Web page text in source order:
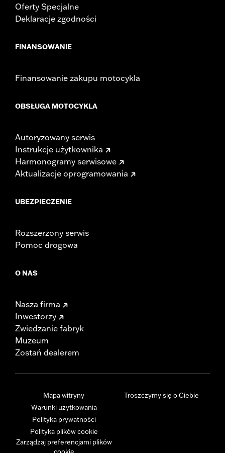
Oferty Specjalne
Deklaracje zgodności
FINANSOWANIE
Finansowanie zakupu motocykla
OBSŁUGA MOTOCYKLA
Autoryzowany serwis
Instrukcje użytkownika
Harmonogramy serwisowe
Aktualizacje oprogramowania
UBEZPIECZENIE
Rozszerzony serwis
Pomoc drogowa
O NAS
Nasza firma
Inwestorzy
Zwiedzanie fabryk
Muzeum
Zostań dealerem
Mapa witryny
Warunki użytkowania
Polityka prywatności
Polityka plików cookie
Zarządzaj preferencjami plików
cookie
Troszczymy się o Ciebie